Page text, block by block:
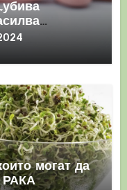
могат да
РАКА